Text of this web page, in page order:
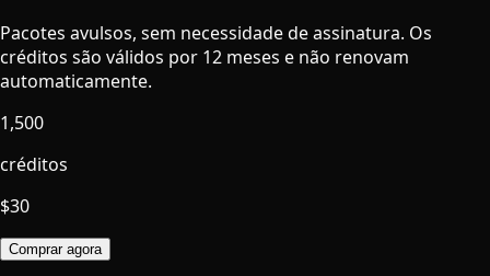
Pacotes avulsos, sem necessidade de assinatura. Os
créditos são válidos por 12 meses e não renovam
automaticamente.
1,500
créditos
$30
Comprar agora